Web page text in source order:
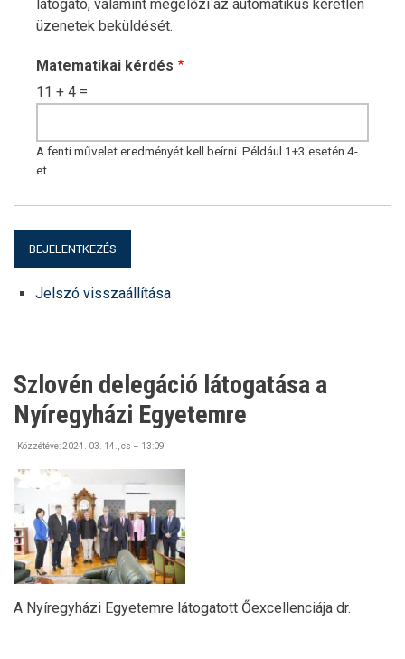
látogató, valamint megelőzi az automatikus kéretlen
üzenetek beküldését.
Matematikai kérdés
11 + 4 =
A fenti művelet eredményét kell beírni. Például 1+3 esetén 4-
et.
Jelszó visszaállítása
Szlovén delegáció látogatása a
Nyíregyházi Egyetemre
Közzétéve:2024. 03. 14., cs – 13:09
A Nyíregyházi Egyetemre látogatott Őexcellenciája dr.